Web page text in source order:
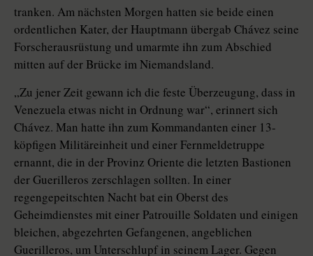
tranken. Am nächsten Morgen hatten sie beide einen
ordentlichen Kater, der Hauptmann übergab Chávez seine
Forscherausrüstung und umarmte ihn zum Abschied
mitten auf der Brücke im Niemandsland.
„Zu jener Zeit gewann ich die feste Überzeugung, dass in
Venezuela etwas nicht in Ordnung war“, erinnert sich
Chávez. Man hatte ihn zum Kommandanten einer 13-
köpfigen Militäreinheit und einer Fernmeldetruppe
ernannt, die in der Provinz Oriente die letzten Bastionen
der Guerilleros zerschlagen sollten. In einer
regengepeitschten Nacht bat ein Oberst des
Geheimdienstes mit einer Patrouille Soldaten und einigen
bleichen, abgezehrten Gefangenen, angeblichen
Guerilleros, um Unterschlupf in seinem Lager. Gegen